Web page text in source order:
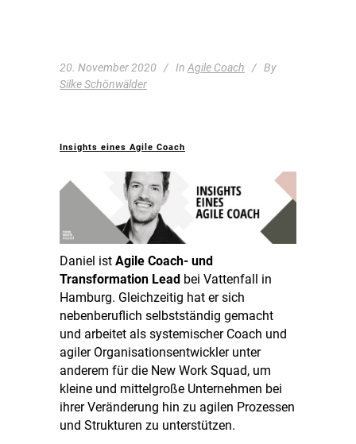
20. November 2020 In Agile Coach
By
Silke Schönwälder
Insights eines Agile Coach
Daniel ist Agile Coach- und
Transformation Lead bei Vattenfall in
Hamburg. Gleichzeitig hat er sich
nebenberuflich selbstständig gemacht
und arbeitet als systemischer Coach und
agiler Organisationsentwickler unter
anderem für die New Work Squad, um
kleine und mittelgroße Unternehmen bei
ihrer Veränderung hin zu agilen Prozessen
und Strukturen zu unterstützen.